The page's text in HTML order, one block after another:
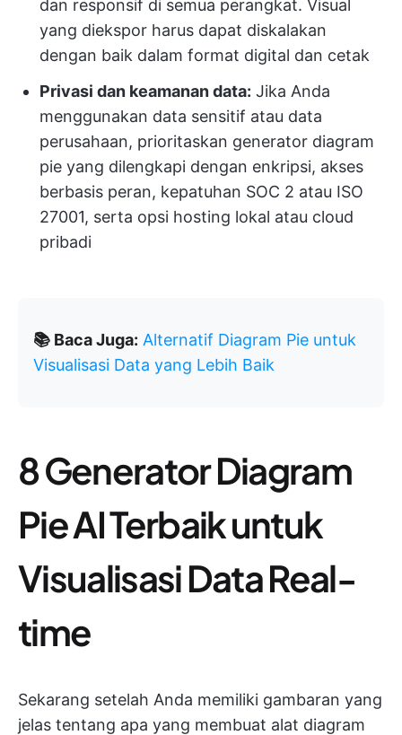
dan responsif di semua perangkat. Visual
yang diekspor harus dapat diskalakan
dengan baik dalam format digital dan cetak
Privasi dan keamanan data: Jika Anda
menggunakan data sensitif atau data
perusahaan, prioritaskan generator diagram
pie yang dilengkapi dengan enkripsi, akses
berbasis peran, kepatuhan SOC 2 atau ISO
27001, serta opsi hosting lokal atau cloud
pribadi
📚 Baca Juga: Alternatif Diagram Pie untuk
Visualisasi Data yang Lebih Baik
8 Generator Diagram
Pie AI Terbaik untuk
Visualisasi Data Real-
time
Sekarang setelah Anda memiliki gambaran yang
jelas tentang apa yang membuat alat diagram